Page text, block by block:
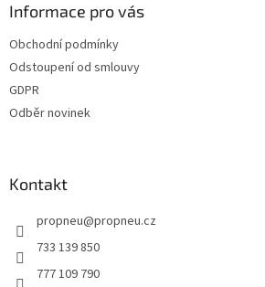
Informace pro vás
Obchodní podmínky
Odstoupení od smlouvy
GDPR
Odběr novinek
Kontakt
propneu@propneu.cz
733 139 850
777 109 790